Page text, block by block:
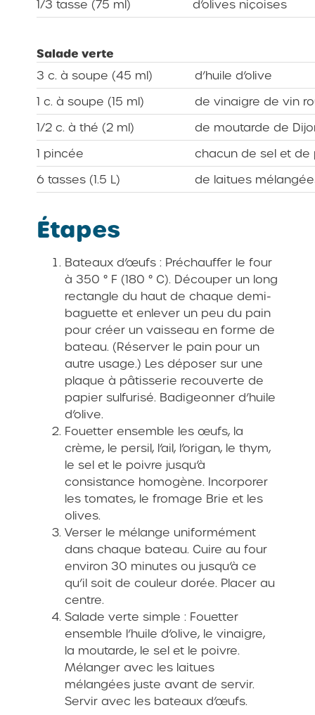
1/3 tasse (75 ml)
d’olives niçoises
Salade verte
3 c. à soupe (45 ml)
d’huile d’olive
1 c. à soupe (15 ml)
de vinaigre de vin
1/2 c. à thé (2 ml)
de moutarde de
1 pincée
chacun de sel et de
6 tasses (1.5 L)
de laitues
Étapes
Bateaux d’œufs : Préchauffer le four
à 350 ° F (180 ° C). Découper un long
rectangle du haut de chaque demi-
baguette et enlever un peu du pain
pour créer un vaisseau en forme de
bateau. (Réserver le pain pour un
autre usage.) Les déposer sur une
plaque à pâtisserie recouverte de
papier sulfurisé. Badigeonner d’huile
d’olive.
Fouetter ensemble les œufs, la
crème, le persil, l’ail, l’origan, le thym,
le sel et le poivre jusqu’à
consistance homogène. Incorporer
les tomates, le fromage Brie et les
olives.
Verser le mélange uniformément
dans chaque bateau. Cuire au four
environ 30 minutes ou jusqu’à ce
qu’il soit de couleur dorée. Placer au
centre.
Salade verte simple : Fouetter
ensemble l’huile d’olive, le vinaigre,
la moutarde, le sel et le poivre.
Mélanger avec les laitues
mélangées juste avant de servir.
Servir avec les bateaux d’œufs.